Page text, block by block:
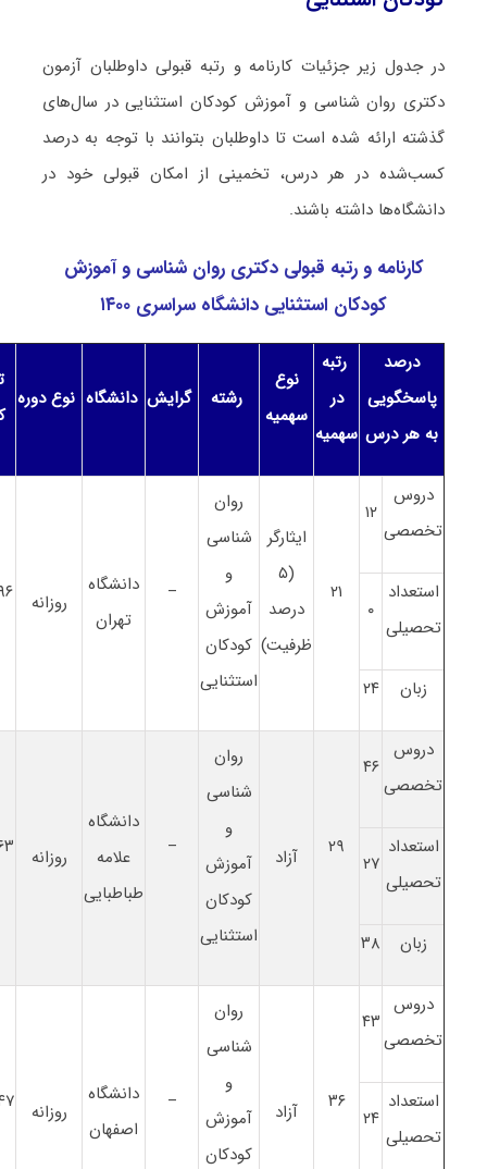
در جدول زیر جزئیات کارنامه و رتبه قبولی داوطلبان آزمون
دکتری روان شناسی و آموزش کودکان استثنایی در سال‌های
گذشته ارائه شده است تا داوطلبان بتوانند با توجه به درصد
کسب‌شده در هر درس، تخمینی از امکان قبولی خود در
دانشگاه‌ها داشته باشند.
کارنامه و رتبه قبولی دکتری روان شناسی و آموزش
کودکان استثنایی دانشگاه سراسری ۱۴۰۰
درصد
پاسخگویی
به هر درس
رتبه
در
سهمیه
نوع
سهمیه
رشته گرایش دانشگاه نوع دوره
دروس
تخصصی
۱۲
۲۱
ایثارگر
(۵
درصد
ظرفیت)
روان
شناسی
و
آموزش
کودکان
استثنایی
–
دانشگاه
تهران
روزانه
استعداد
تحصیلی
۰
زبان ۲۴
دروس
تخصصی
۴۶
۲۹ آزاد
روان
شناسی
و
آموزش
کودکان
استثنایی
–
دانشگاه
علامه
طباطبایی
روزانه
استعداد
تحصیلی
۲۷
زبان ۳۸
دروس
تخصصی
۴۳
۳۶ آزاد
روان
شناسی
و
آموزش
کودکان
–
دانشگاه
اصفهان
روزانه
استعداد
تحصیلی
۲۴